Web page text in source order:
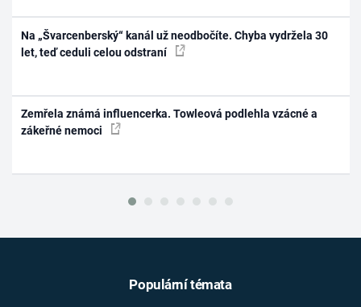
Na „Švarcenberský“ kanál už neodbočíte. Chyba vydržela 30
let, teď ceduli celou odstraní
Zemřela známá influencerka. Towleová podlehla vzácné a
zákeřné nemoci
Populární témata